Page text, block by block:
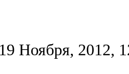
19 Ноября, 2012,